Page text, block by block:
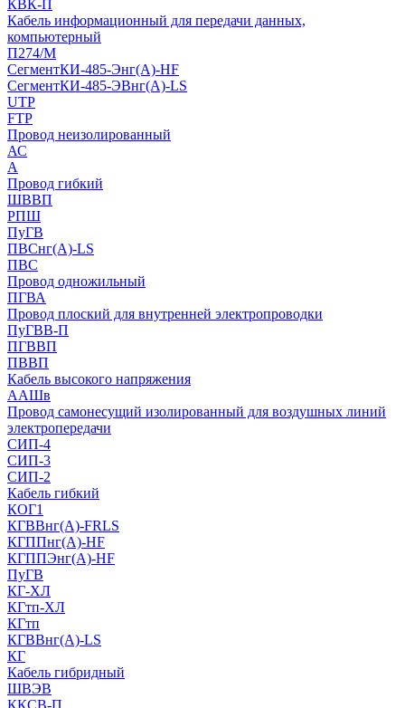
КВК-П
Кабель информационный для передачи данных,
компьютерный
П274/М
СегментКИ-485-Энг(А)-HF
СегментКИ-485-ЭВнг(А)-LS
UTP
FTP
Провод неизолированный
АС
А
Провод гибкий
ШВВП
РПШ
ПуГВ
ПВСнг(А)-LS
ПВС
Провод одножильный
ПГВА
Провод плоский для внутренней электропроводки
ПуГВВ-П
ПГВВП
ПВВП
Кабель высокого напряжения
ААШв
Провод самонесущий изолированный для воздушных линий
электропередачи
СИП-4
СИП-3
СИП-2
Кабель гибкий
КОГ1
КГВВнг(А)-FRLS
КГППнг(A)-HF
КГППЭнг(A)-HF
ПуГВ
КГ-ХЛ
КГтп-ХЛ
КГтп
КГВВнг(А)-LS
КГ
Кабель гибридный
ШВЭВ
ККСВ-П